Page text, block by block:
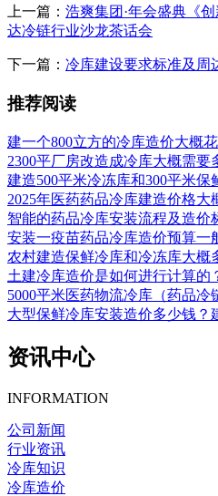
上一篇： 浩爽集团·年会盛典《
达冷链行业沙龙茶话会
下一篇： 冷库建设要求标准及周
推荐阅读
建一个800立方的冷库造价大概
2300平厂房改造成冷库大概需要
建造500平米冷冻库和300平米保
2025年医药药品冷库建造价格大
智能的药品冷库安装流程及造价
安装一疫苗药品冷库造价预算一
农村建造保鲜冷库和冷冻库大概
土建冷库造价是如何进行计算的
5000平米医药物流冷库（药品冷
大型保鲜冷库安装造价多少钱？
资讯中心
INFORMATION
公司新闻
行业资讯
冷库知识
冷库造价